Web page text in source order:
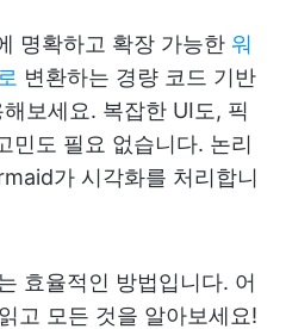
명확하고 확장 가능한 워
변환하는 경량 코드 기반
보세요. 복잡한 UI도, 픽
민도 필요 없습니다. 논리
가 시각화를 처리합니
효율적인 방법입니다. 어
고 모든 것을 알아보세요!